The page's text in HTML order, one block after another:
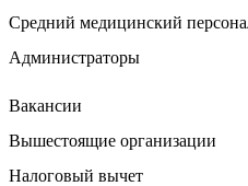
Средний медицинский
Администраторы
Вакансии
Вышестоящие организации
Налоговый вычет